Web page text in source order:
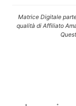
Matrice Digitale
qualità di Affiliato